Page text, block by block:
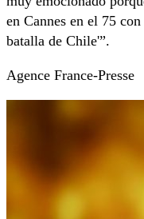
en Cannes en el 75
batalla de Chile'”.
Agence France-Presse